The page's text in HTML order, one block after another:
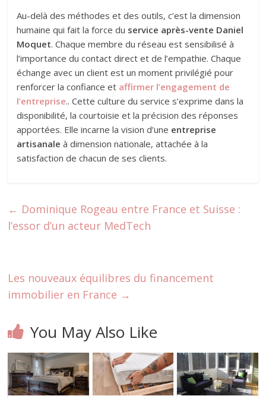
Au-delà des méthodes et des outils, c’est la dimension
humaine qui fait la force du service après-vente Daniel
Moquet. Chaque membre du réseau est sensibilisé à
l’importance du contact direct et de l’empathie. Chaque
échange avec un client est un moment privilégié pour
renforcer la confiance et affirmer l’engagement de
l’entreprise.. Cette culture du service s’exprime dans la
disponibilité, la courtoisie et la précision des réponses
apportées. Elle incarne la vision d’une entreprise
artisanale à dimension nationale, attachée à la
satisfaction de chacun de ses clients.
← Dominique Rogeau entre France et Suisse :
l’essor d’un acteur MedTech
Les nouveaux équilibres du financement
immobilier en France →
You May Also Like